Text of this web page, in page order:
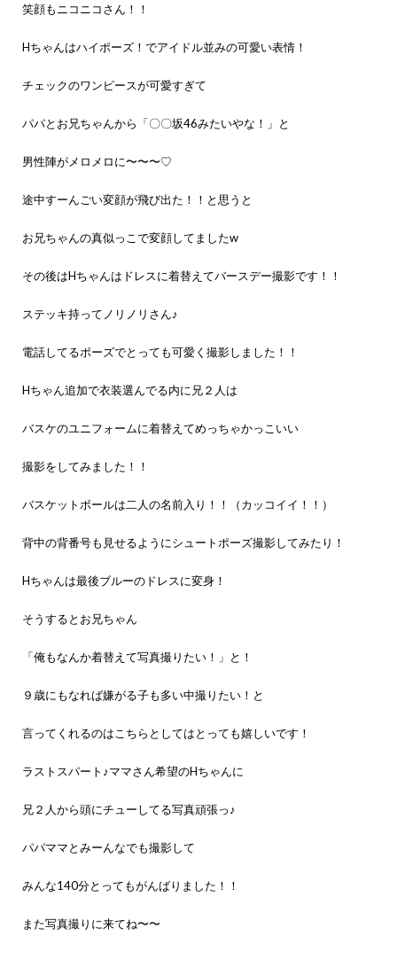
笑顔もニコニコさん！！
Hちゃんはハイポーズ！でアイドル並みの可愛い表情！
チェックのワンピースが可愛すぎて
パパとお兄ちゃんから「〇〇坂46みたいやな！」と
男性陣がメロメロに〜〜〜♡
途中すーんごい変顔が飛び出た！！と思うと
お兄ちゃんの真似っこで変顔してましたw
その後はHちゃんはドレスに着替えてバースデー撮影です！！
ステッキ持ってノリノリさん♪
電話してるポーズでとっても可愛く撮影しました！！
Hちゃん追加で衣装選んでる内に兄２人は
バスケのユニフォームに着替えてめっちゃかっこいい
撮影をしてみました！！
バスケットボールは二人の名前入り！！（カッコイイ！！）
背中の背番号も見せるようにシュートポーズ撮影してみたり！
Hちゃんは最後ブルーのドレスに変身！
そうするとお兄ちゃん
「俺もなんか着替えて写真撮りたい！」と！
９歳にもなれば嫌がる子も多い中撮りたい！と
言ってくれるのはこちらとしてはとっても嬉しいです！
ラストスパート♪ママさん希望のHちゃんに
兄２人から頭にチューしてる写真頑張っ♪
パパママとみーんなでも撮影して
みんな140分とってもがんばりました！！
また写真撮りに来てね〜〜